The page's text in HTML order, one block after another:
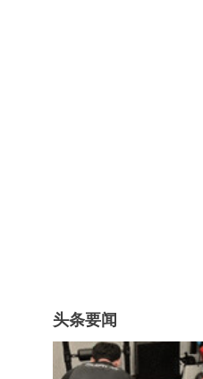
头条要闻